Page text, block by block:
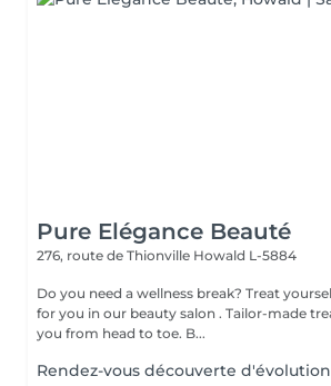
Pure Elégance Beauté
276, route de Thionville Howald L-5884
Do you need a wellness break? Treat yourself to a moment just
for you in our beauty salon . Tailor-made treatments to pamper
you from head to toe. B...
Rendez-vous découverte d'évolution